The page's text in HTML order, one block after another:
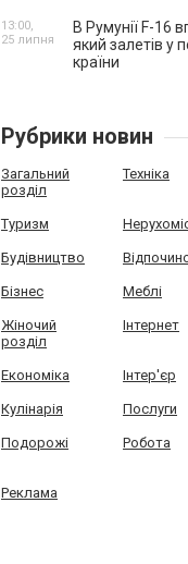
В Румунії F-16
який залетів у
країни
13:00,
25 липня
Рубрики новин
Загальний
розділ
Техніка
Туризм
Будівництво
Бізнес Меблі
Жіночий
розділ
Інтернет
Економіка Інтер'єр
Кулінарія Послуги
Подорожі Робота
Реклама